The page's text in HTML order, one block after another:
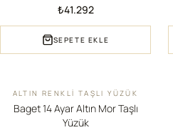
₺41.292
SEPETE EKLE
İNDIRIM
ALTIN RENKLI TAŞLI YÜZÜK
Baget 14 Ayar Altın Mor Taşlı
Yüzük